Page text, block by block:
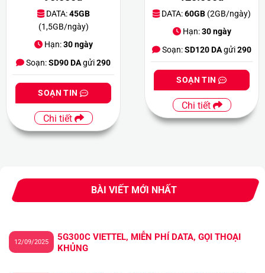
DATA:45GB
(1,5GB/ngày)
Hạn:30 ngày
Soạn:SD90 DAgửi290
SOẠN TIN
Chi tiết
DATA:60GB (2GB/ngày)
Hạn:30 ngày
Soạn:SD120 DAgửi290
SOẠN TIN
Chi tiết
BÀI VIẾT MỚI NHẤT
5G300C VIETTEL, MIỄN PHÍ DATA, GỌI THOẠI
KHỦNG
12/09/2025